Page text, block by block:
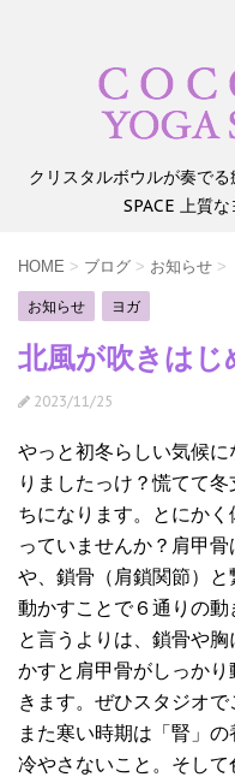
クリスタルボウルが奏でる
SPACE 上質
HOME > ブログ > お知らせ >
お知らせ ヨガ
北風が吹きはじ
2023/11/25
やっと初冬らしい気候
りましたっけ？慌てて
ちになります。とにか
っていませんか？肩甲
や、鎖骨（肩鎖関節）
動かすことで６通りの
と言うよりは、鎖骨や
かすと肩甲骨がしっか
きます。ぜひスタジオで
また寒い時期は「腎」
冷やさないこと。そし